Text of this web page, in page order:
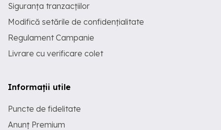
Siguranța tranzacțiilor
Modifică setările de confidențialitate
Regulament Campanie
Livrare cu verificare colet
Informații utile
Puncte de fidelitate
Anunț Premium